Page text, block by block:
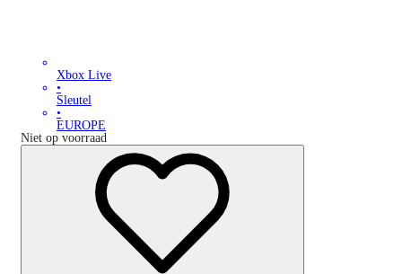
Xbox Live
•
Sleutel
•
EUROPE
Niet op voorraad